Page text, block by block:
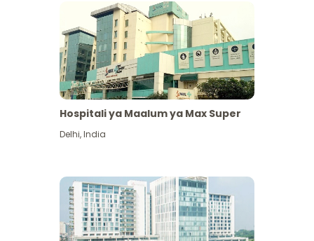
Hospitali ya Maalum ya Max Super
Delhi,India